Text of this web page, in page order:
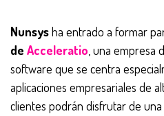
Nunsysha entrado a formar
de Acceleratio , una empresa
software que se centra
aplicaciones empresariales de
clientes podrán disfrutar de